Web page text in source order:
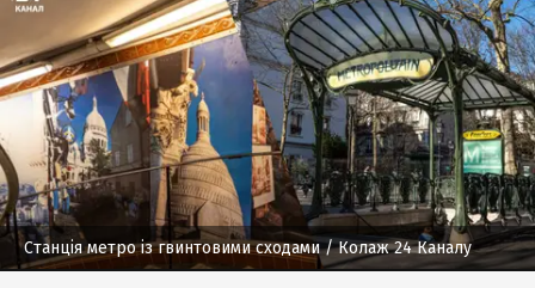
Станція метро із гвинтовими сходами/ Колаж 24 Каналу